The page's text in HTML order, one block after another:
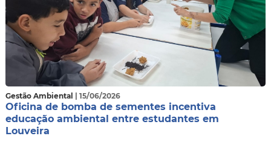
Gestão Ambiental | 15/06/2026
Oficina de bomba de sementes incentiva
educação ambiental entre estudantes em
Louveira